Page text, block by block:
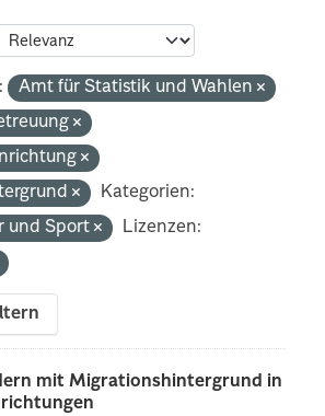
Amt für Statistik und Wahlen
Kategorien:
und Sport
Lizenzen:
mit Migrationshintergrund in